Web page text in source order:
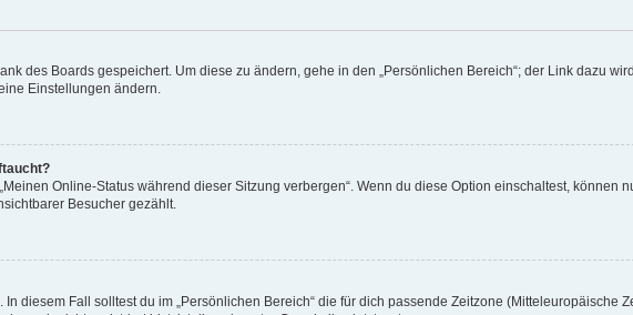
des Boards gespeichert. Um diese zu ändern, gehe in den „Persönlichen Bereich“; der Link dazu
Einstellungen ändern.
Online-Status während dieser Sitzung verbergen“. Wenn du diese Option einschaltest, können
Besucher gezählt.
diesem Fall solltest du im „Persönlichen Bereich“ die für dich passende Zeitzone (Mitteleuropäische